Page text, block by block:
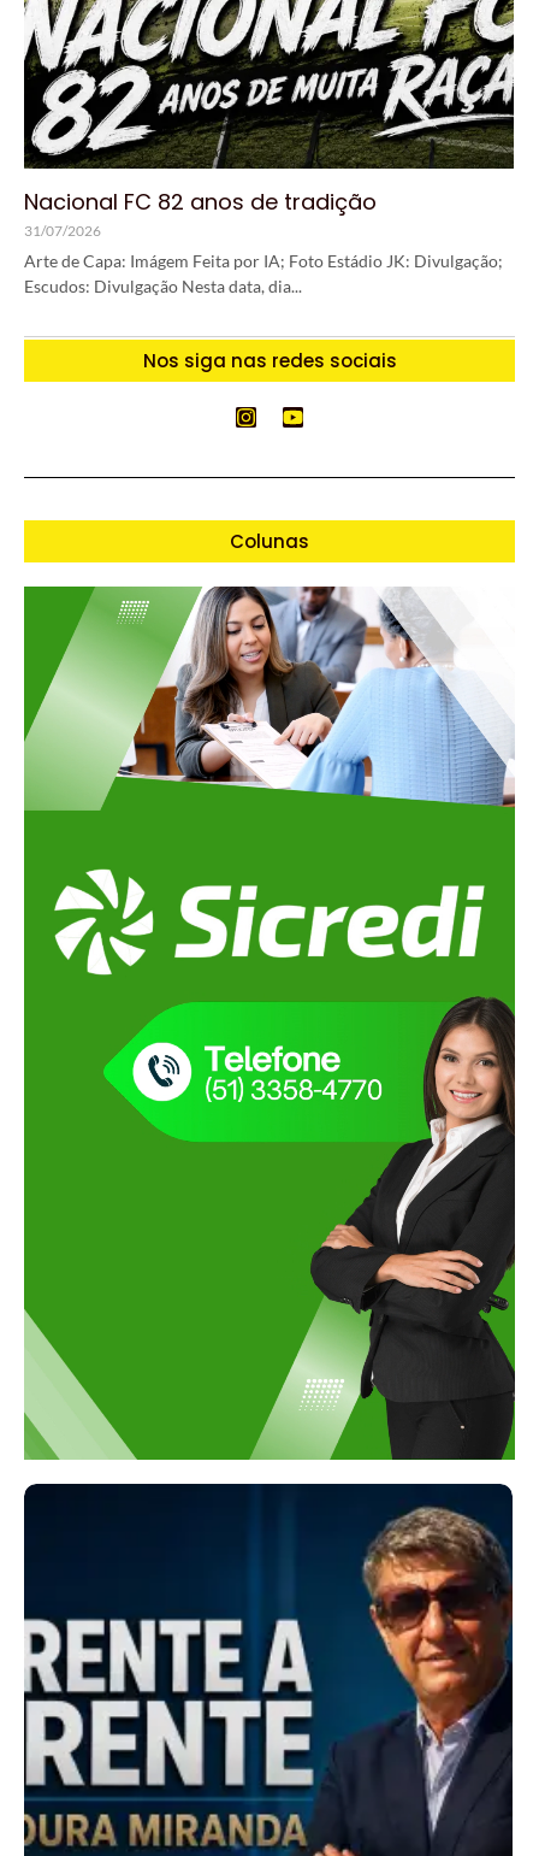
Nacional FC 82 anos de tradição
31/07/2026
Arte de Capa: Imágem Feita por IA; Foto Estádio JK: Divulgação;
Escudos: Divulgação Nesta data, dia...
Nos siga nas redes sociais
Colunas